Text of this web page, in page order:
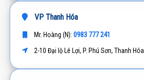
VP Thanh Hóa
Mr. Hoàng (N): 0983 777 241
2-10 Đại lộ Lê Lợi, P. Phú Sơn, Thanh Hóa